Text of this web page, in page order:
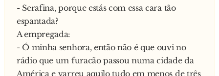
- Serafina, porque estás com essa cara tão
espantada?
A empregada:
- Ó minha senhora, então não é que ouvi no
rádio que um furacão passou numa cidade da
América e varreu aquilo tudo em menos de três